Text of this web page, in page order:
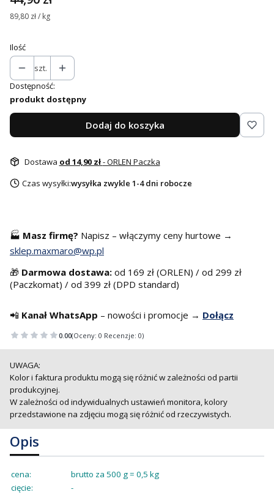
89,80 zł / kg
Ilość
szt.
Dostępność:
produkt dostępny
Dodaj do koszyka
Dostawa od 14,90 zł- ORLEN Paczka
Czas wysyłki:wysyłka zwykle 1-4 dni robocze
🏭 Masz firmę? Napisz – włączymy ceny hurtowe →
sklep.maxmaro@wp.pl
🎁 Darmowa dostawa: od 169 zł (ORLEN) / od 299 zł
(Paczkomat) / od 399 zł (DPD standard)
📲 Kanał WhatsApp – nowości i promocje → Dołącz
0.00(Oceny: 0 Recenzje: 0)
UWAGA:
Kolor i faktura produktu mogą się różnić w zależności od partii
produkcyjnej.
W zależności od indywidualnych ustawień monitora, kolory
przedstawione na zdjęciu mogą się różnić od rzeczywistych.
Opis
cena:
brutto za 500 g = 0,5 kg
cięcie:
-